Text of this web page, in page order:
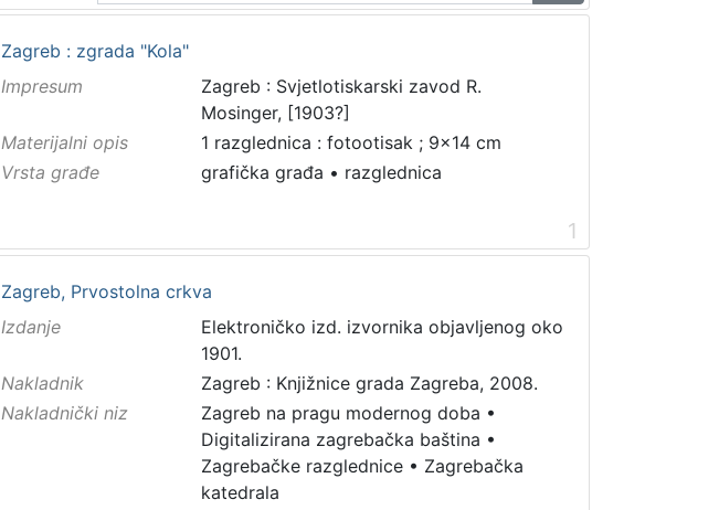
Zagreb : zgrada "Kola"
Impresum
Zagreb : Svjetlotiskarski zavod R.
Mosinger, [1903?]
Materijalni opis
1 razglednica : fotootisak ; 9x14 cm
Vrsta građe
grafička građa • razglednica
1
Zagreb, Prvostolna crkva
Izdanje
Elektroničko izd. izvornika objavljenog oko
1901.
Nakladnik
Zagreb : Knjižnice grada Zagreba, 2008.
Nakladnički niz
Zagreb na pragu modernog doba •
Digitalizirana zagrebačka baština •
Zagrebačke razglednice• Zagrebačka
katedrala